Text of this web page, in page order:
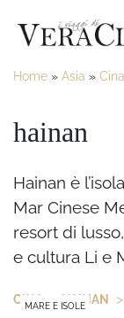
Home » Asia » Cina
hainan
Hainan è
Mar Cinese
resort di
e cultura Li e
MARE E ISOLE
CINA > HAINAN >